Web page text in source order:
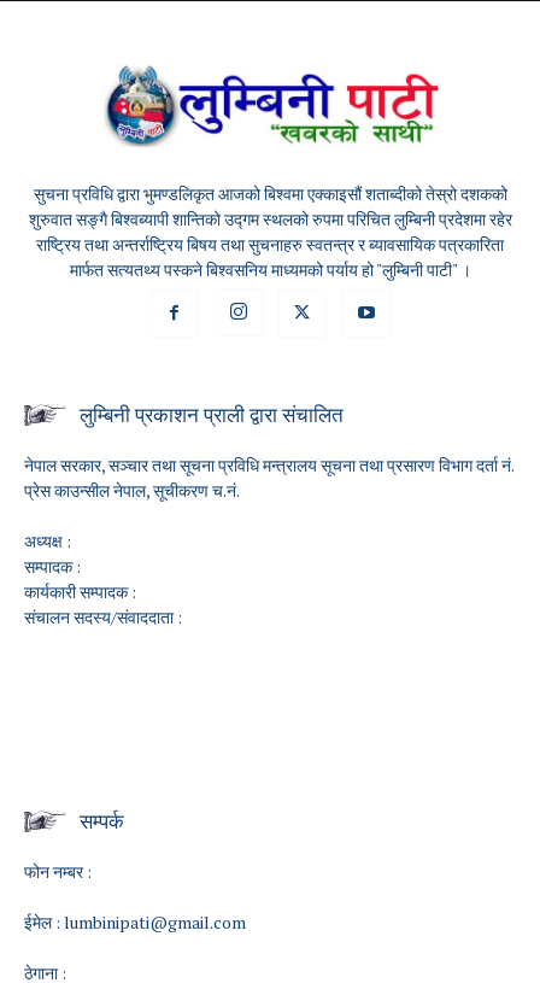
सुचना प्रविधि द्वारा भुमण्डलिकृत आजको बिश्वमा एक्काइसौं शताब्दीको तेस्रो दशकको
शुरुवात सङ्गै बिश्वब्यापी शान्तिको उद्गम स्थलको रुपमा परिचित लुम्बिनी प्रदेशमा रहेर
राष्ट्रिय तथा अन्तर्राष्ट्रिय बिषय तथा सुचनाहरु स्वतन्त्र र ब्यावसायिक पत्रकारिता
मार्फत सत्यतथ्य पस्कने बिश्वसनिय माध्यमको पर्याय हो "लुम्बिनी पाटी" ।
लुम्बिनी प्रकाशन प्राली द्वारा संचालित
नेपाल सरकार, सञ्चार तथा सूचना प्रविधि मन्त्रालय सूचना तथा प्रसारण विभाग दर्ता नं.
प्रेस काउन्सील नेपाल, सूचीकरण च.नं.
अध्यक्ष :
सम्पादक :
कार्यकारी सम्पादक :
संचालन सदस्य/संवाददाता :
सम्पर्क
फोन नम्बर :
ईमेल : lumbinipati@gmail.com
ठेगाना :